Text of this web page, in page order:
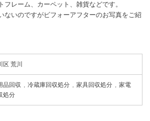
フレーム、カーペット、雑貨などです。
ないのですがビフォーアフターのお写真をご紹
区 荒川
品回収 冷蔵庫回収処分 家具回収処分
家電
処分